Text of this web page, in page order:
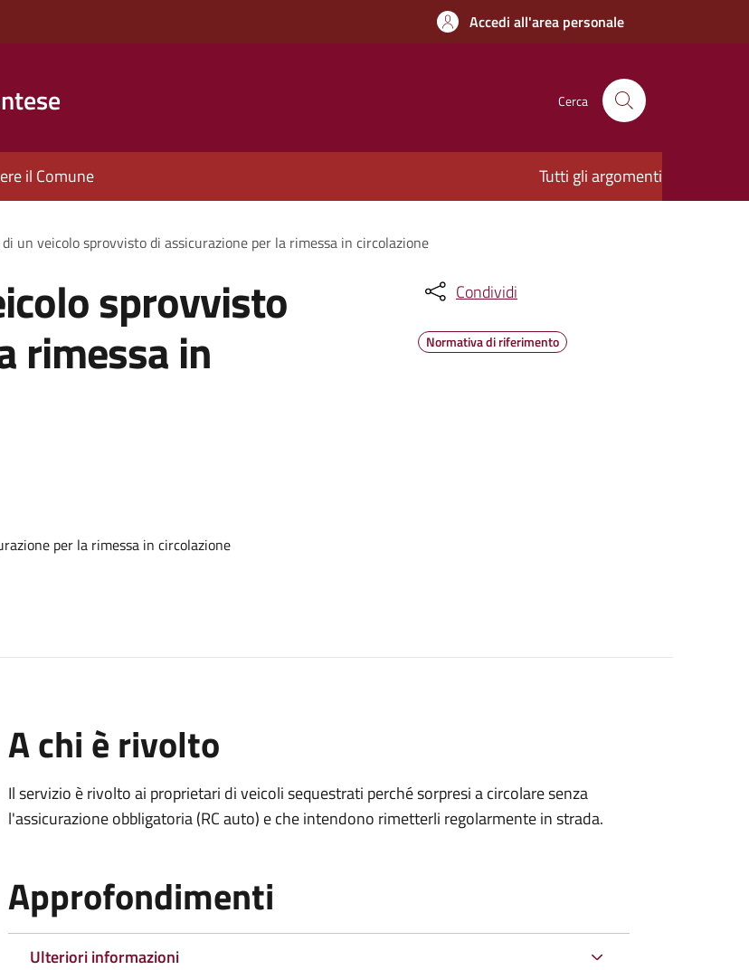
Accedi all'area personale
Cerca
il Comune Tutti gli argomenti
un veicolo sprovvisto di assicurazione per la rimessa in circolazione
sprovvisto
rimessa in
per la rimessa in circolazione
Condividi
Normativa di riferimento
A chi è rivolto
Il servizio è rivolto ai proprietari di veicoli sequestrati perché sorpresi a circolare senza
l'assicurazione obbligatoria (RC auto) e che intendono rimetterli regolarmente in strada.
Approfondimenti
Ulteriori informazioni